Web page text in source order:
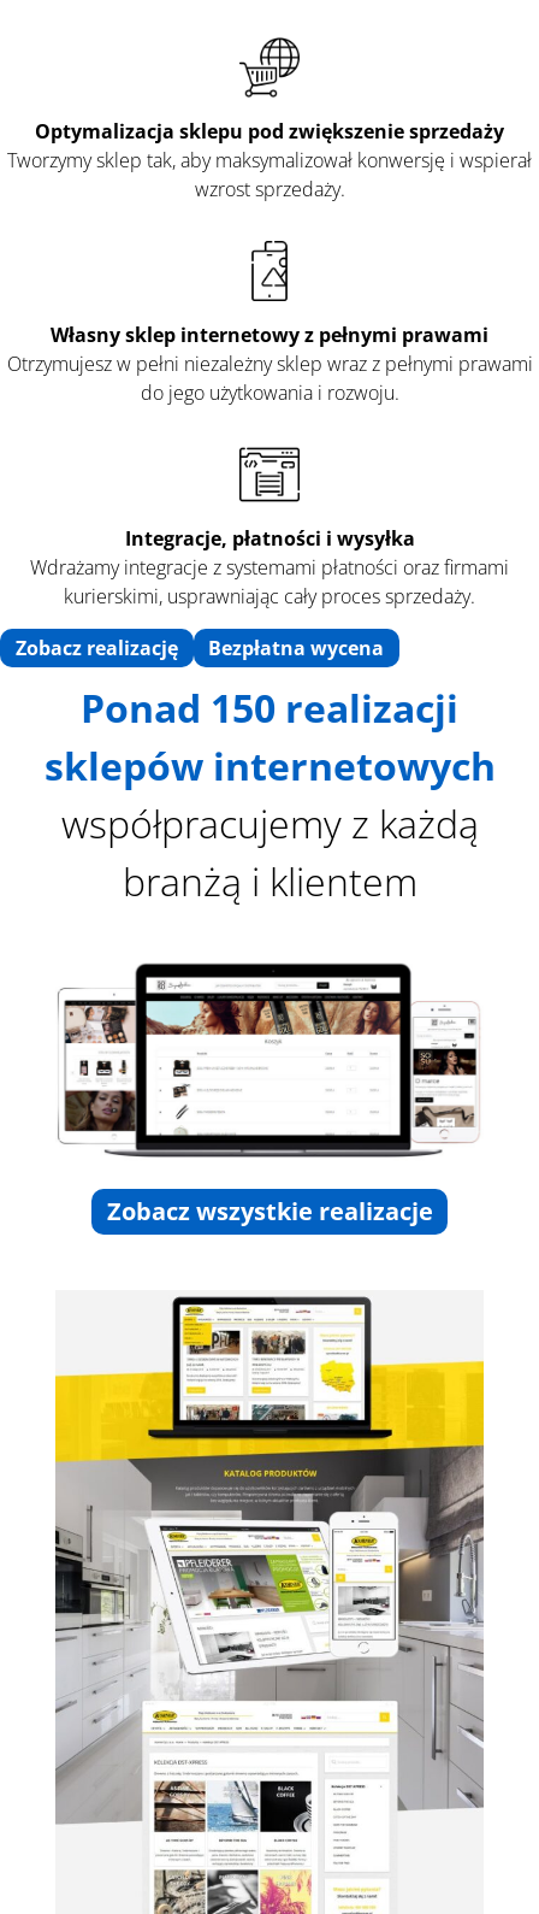
Optymalizacja sklepu pod zwiększenie sprzedaży
Tworzymy sklep tak, aby maksymalizował konwersję i wspierał
wzrost sprzedaży.
Własny sklep internetowy z pełnymi prawami
Otrzymujesz w pełni niezależny sklep wraz z pełnymi prawami
do jego użytkowania i rozwoju.
Integracje, płatności i wysyłka
Wdrażamy integracje z systemami płatności oraz firmami
kurierskimi, usprawniając cały proces sprzedaży.
Zobacz realizację
Bezpłatna wycena
Ponad 150 realizacji
sklepów internetowych
współpracujemy z każdą
branżą i klientem
Zobacz wszystkie realizacje